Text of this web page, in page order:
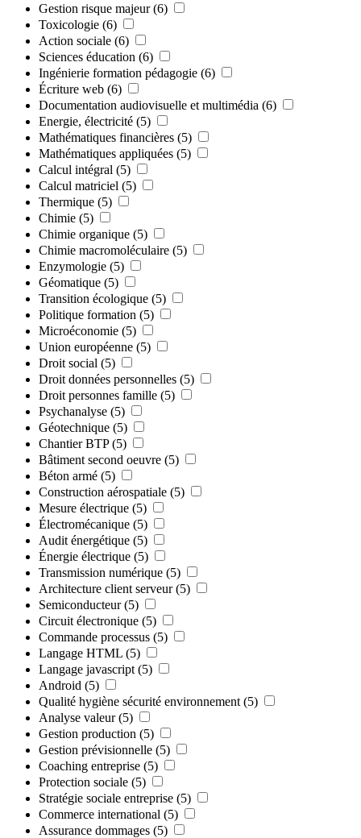
Gestion risque majeur (6)
Toxicologie (6)
Action sociale (6)
Sciences éducation (6)
Ingénierie formation pédagogie (6)
Écriture web (6)
Documentation audiovisuelle et multimédia (6)
Energie, électricité (5)
Mathématiques financières (5)
Mathématiques appliquées (5)
Calcul intégral (5)
Calcul matriciel (5)
Thermique (5)
Chimie (5)
Chimie organique (5)
Chimie macromoléculaire (5)
Enzymologie (5)
Géomatique (5)
Transition écologique (5)
Politique formation (5)
Microéconomie (5)
Union européenne (5)
Droit social (5)
Droit données personnelles (5)
Droit personnes famille (5)
Psychanalyse (5)
Géotechnique (5)
Chantier BTP (5)
Bâtiment second oeuvre (5)
Béton armé (5)
Construction aérospatiale (5)
Mesure électrique (5)
Électromécanique (5)
Audit énergétique (5)
Énergie électrique (5)
Transmission numérique (5)
Architecture client serveur (5)
Semiconducteur (5)
Circuit électronique (5)
Commande processus (5)
Langage HTML (5)
Langage javascript (5)
Android (5)
Qualité hygiène sécurité environnement (5)
Analyse valeur (5)
Gestion production (5)
Gestion prévisionnelle (5)
Coaching entreprise (5)
Protection sociale (5)
Stratégie sociale entreprise (5)
Commerce international (5)
Assurance dommages (5)